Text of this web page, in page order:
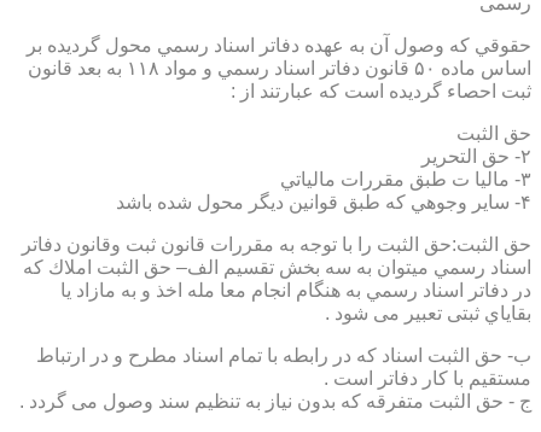
حقوقي كه وصول آن به عهده دفاتر اسناد رسمي محول گرديده بر
اساس ماده ۵۰ قانون دفاتر اسناد رسمي و مواد ۱۱۸ به بعد قانون
ثبت احصاء گرديده است كه عبارتند از :
حق الثبت
۲- حق التحرير
۳- ماليا ت طبق مقررات مالياتي
۴- ساير وجوهي كه طبق قوانين ديگر محول شده باشد
حق الثبت:حق الثبت را با توجه به مقررات قانون ثبت وقانون دفاتر
اسناد رسمي ميتوان به سه بخش تقسيم الف– حق الثبت املاك كه
در دفاتر اسناد رسمي به هنگام انجام معا مله اخذ و به مازاد يا
بقاياي ثبتی تعبیر می شود .
ب- حق الثبت اسناد كه در رابطه با تمام اسناد مطرح و در ارتباط
مستقيم با كار دفاتر است .
ج - حق الثبت متفرقه كه بدون نياز به تنظیم سند وصول می گردد .